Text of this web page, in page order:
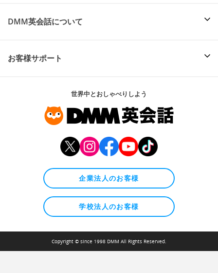
DMM英会話について
お客様サポート
世界中とおしゃべりしよう
企業法人のお客様
学校法人のお客様
Copyright © since 1998 DMM All Rights Reserved.